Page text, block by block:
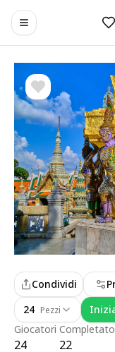
Toggle navigation
Giocatori
24 22
Condividi
24 Pezzi